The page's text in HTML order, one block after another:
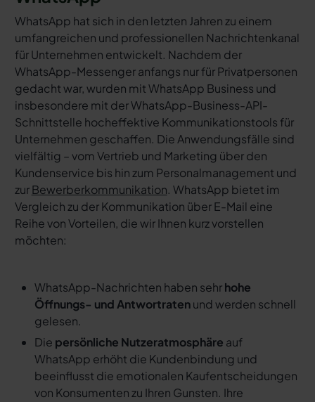
WhatsApp hat sich in den letzten Jahren zu einem
umfangreichen und professionellen Nachrichtenkanal
für Unternehmen entwickelt. Nachdem der
WhatsApp-Messenger anfangs nur für Privatpersonen
gedacht war, wurden mit WhatsApp Business und
insbesondere mit der WhatsApp-Business-API-
Schnittstelle hocheffektive Kommunikationstools für
Unternehmen geschaffen. Die Anwendungsfälle sind
vielfältig – vom Vertrieb und Marketing über den
Kundenservice bis hin zum Personalmanagement und
zurBewerberkommunikation. WhatsApp bietet im
Vergleich zu der Kommunikation über E-Mail eine
Reihe von Vorteilen, die wir Ihnen kurz vorstellen
möchten:
WhatsApp-Nachrichten haben sehrhohe
Öffnungs- und Antwortratenund werden schnell
gelesen.
Die persönliche Nutzeratmosphäre auf
WhatsApp erhöht die Kundenbindung und
beeinflusst die emotionalen Kaufentscheidungen
von Konsumenten zu Ihren Gunsten. Ihre